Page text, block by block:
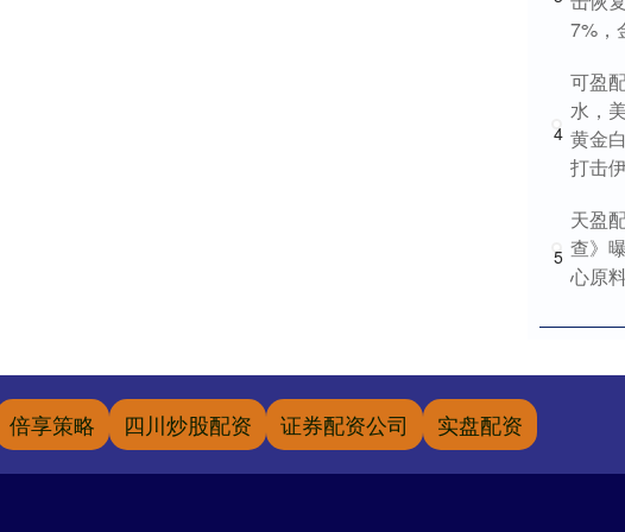
7%，
4
可盈
水，
黄金
打击
5
天盈
查》
心原
倍享策略 四川炒股配资 证券配资公司 实盘配资